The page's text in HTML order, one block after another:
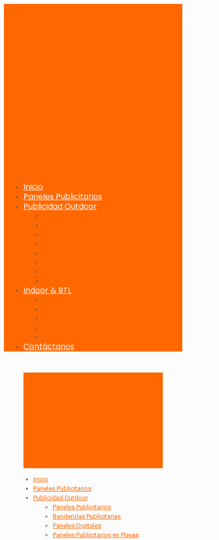
Inicio
Paneles Publicitarios
Publicidad Outdoor
Indoor & BTL
Contáctanos
Inicio
Paneles Publicitarios
Publicidad Outdoor
Paneles Publicitarios
Banderolas Publicitarias
Paneles Digitales
Paneles Publicitarios en Playas